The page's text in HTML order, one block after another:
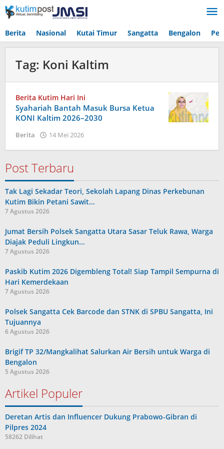
Lewati
ke
Berita Nasional Kutai Timur Sangatta Bengalon
Tag: Koni Kaltim
Berita Kutim Hari Ini
Syahariah Bantah Masuk Bursa Ketua
KONI Kaltim 2026–2030
Berita 14 Mei 2026
Post Terbaru
Tak Lagi Sekadar Teori, Sekolah Lapang Dinas Perkebunan
Kutim Bikin Petani Sawit…
7 Agustus 2026
Jumat Bersih Polsek Sangatta Utara Sasar Teluk Rawa, Warga
Diajak Peduli Lingkun…
7 Agustus 2026
Paskib Kutim 2026 Digembleng Total! Siap Tampil Sempurna di
Hari Kemerdekaan
7 Agustus 2026
Polsek Sangatta Cek Barcode dan STNK di SPBU Sangatta, Ini
Tujuannya
6 Agustus 2026
Brigif TP 32/Mangkalihat Salurkan Air Bersih untuk Warga di
Bengalon
5 Agustus 2026
Artikel Populer
Deretan Artis dan Influencer Dukung Prabowo-Gibran di
Pilpres 2024
58262 Dilihat